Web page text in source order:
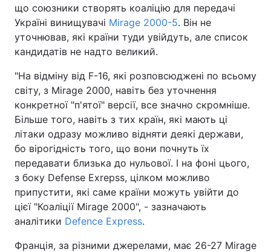
що союзники створять коаліцію для передачі
Україні винищувачі Mirage 2000-5. Він не
уточнював, які країни туди увійдуть, але список
кандидатів не надто великий.
"На відміну від F-16, які розповсюджені по всьому
світу, з Mirage 2000, навіть без уточнення
конкретної "п'ятої" версії, все значно скромніше.
Більше того, навіть з тих країн, які мають ці
літаки одразу можливо відняти деякі держави,
бо вірогідність того, що вони почнуть їх
передавати близька до нульової. І на фоні цього,
з боку Defense Exrepss, цілком можливо
припустити, які саме країни можуть увійти до
цієї "Коаліції Mirage 2000", - зазначають
аналітики Defence Express.
Франція, за різними джерелами, має 26-27 Mirage